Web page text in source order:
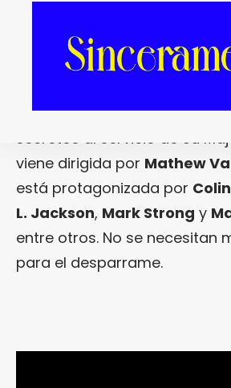
Agente 007
está
espíritu que confunden
Service» presenta a un
secretos al servicio de Su
viene dirigida por Mathew
está protagonizada por
L. Jackson, Mark Strong y
entre otros. No se necesitan
para el desparrame.